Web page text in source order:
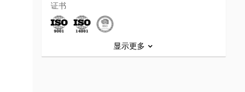
证书
显示更多